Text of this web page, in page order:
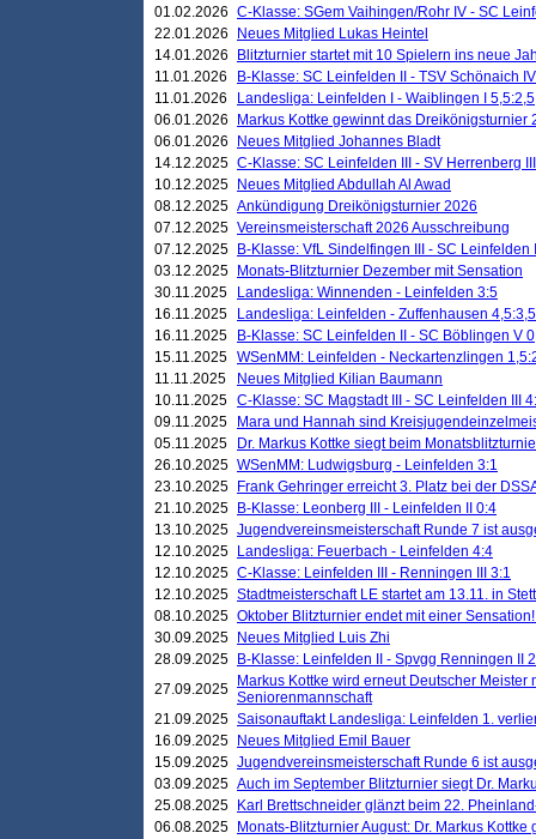
01.02.2026 C-Klasse: SGem Vaihingen/Rohr IV - SC
22.01.2026
Neues Mitglied Lukas Heintel
14.01.2026
Blitzturnier startet mit 10 Spielern ins neue
11.01.2026
B-Klasse: SC Leinfelden II - TSV Schönaich
11.01.2026
Landesliga: Leinfelden I - Waiblingen I 5,5:2,5
06.01.2026
Markus Kottke gewinnt das Dreikönigsturnier
06.01.2026
Neues Mitglied Johannes Bladt
14.12.2025 C-Klasse: SC Leinfelden III - SV Herrenberg
10.12.2025
Neues Mitglied Abdullah Al Awad
08.12.2025 Ankündigung Dreikönigsturnier 2026
07.12.2025 Vereinsmeisterschaft 2026 Ausschreibung
07.12.2025
B-Klasse: VfL Sindelfingen III - SC Leinfelden
03.12.2025
Monats-Blitzturnier Dezember mit Sensation
30.11.2025
Landesliga: Winnenden - Leinfelden 3:5
16.11.2025
Landesliga: Leinfelden - Zuffenhausen 4,5:3,5
16.11.2025
B-Klasse: SC Leinfelden II - SC Böblingen V
15.11.2025 WSenMM: Leinfelden - Neckartenzlingen
11.11.2025
Neues Mitglied Kilian Baumann
10.11.2025 C-Klasse: SC Magstadt III - SC Leinfelden III
09.11.2025
Mara und Hannah sind
05.11.2025
Dr. Markus Kottke siegt beim
26.10.2025 WSenMM: Ludwigsburg - Leinfelden 3:1
23.10.2025
Frank Gehringer erreicht 3. Platz bei der
21.10.2025
B-Klasse: Leonberg III - Leinfelden II 0:4
13.10.2025 Jugendvereinsmeisterschaft Runde 7 ist
12.10.2025
Landesliga: Feuerbach - Leinfelden 4:4
12.10.2025 C-Klasse: Leinfelden III - Renningen III 3:1
12.10.2025 Stadtmeisterschaft LE startet am 13.11. in
08.10.2025 Oktober Blitzturnier endet mit einer
30.09.2025
Neues Mitglied Luis Zhi
28.09.2025
B-Klasse: Leinfelden II - Spvgg Renningen II
27.09.2025
Markus Kottke wird erneut Deutscher Meister
Seniorenmannschaft
21.09.2025 Saisonauftakt Landesliga: Leinfelden 1.
16.09.2025
Neues Mitglied Emil Bauer
15.09.2025 Jugendvereinsmeisterschaft Runde 6 ist
03.09.2025 Auch im September Blitzturnier siegt Dr.
25.08.2025
Karl Brettschneider glänzt beim 22.
06.08.2025
Monats-Blitzturnier August: Dr. Markus Kottke